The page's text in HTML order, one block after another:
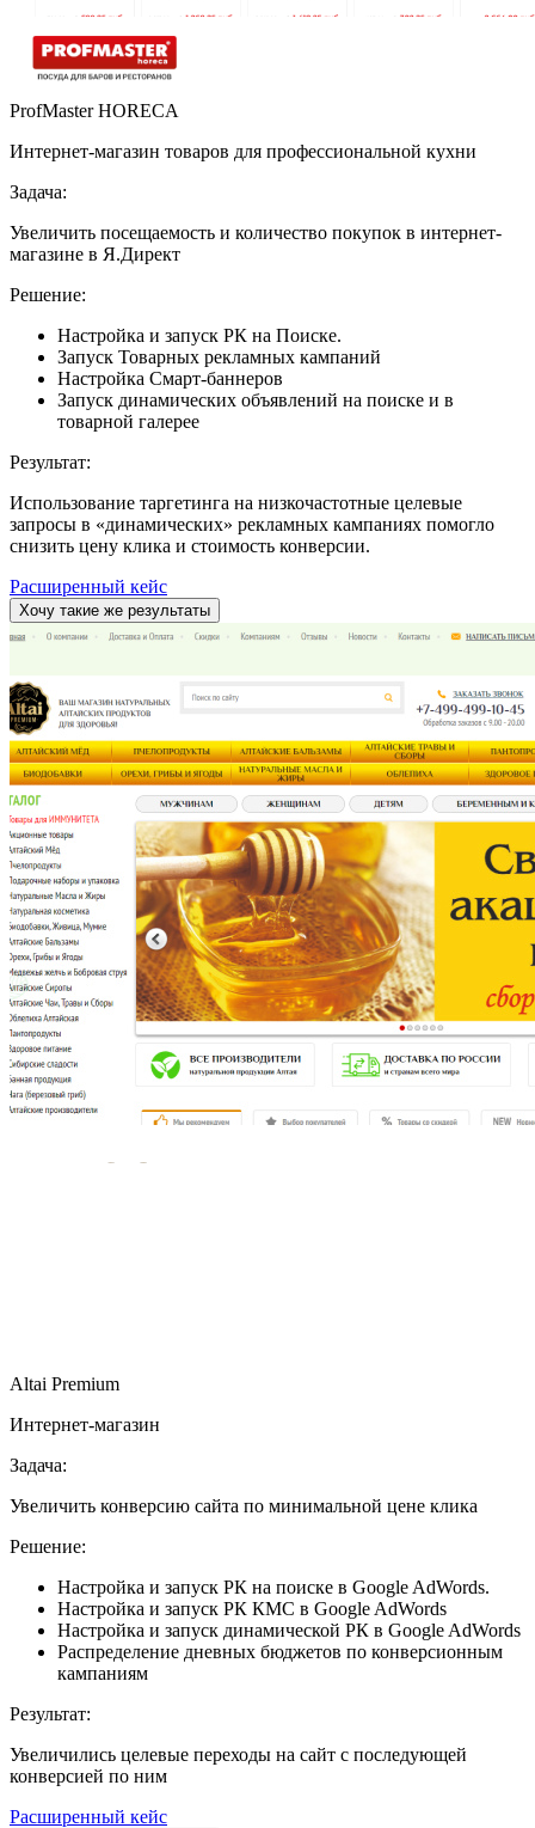
ProfMaster HORECA
Интернет-магазин товаров для профессиональной кухни
Задача:
Увеличить посещаемость и количество покупок в интернет-
магазине в Я.Директ
Решение:
Настройка и запуск РК на Поиске.
Запуск Товарных рекламных кампаний
Настройка Смарт-баннеров
Запуск динамических объявлений на поиске и в
товарной галерее
Результат:
Использование таргетинга на низкочастотные целевые
запросы в «динамических» рекламных кампаниях помогло
снизить цену клика и стоимость конверсии.
Расширенный кейс
Хочу такие же результаты
Altai Premium
Интернет-магазин
Задача:
Увеличить конверсию сайта по минимальной цене клика
Решение:
Настройка и запуск РК на поиске в Google AdWords.
Настройка и запуск РК КМС в Google AdWords
Настройка и запуск динамической РК в Google AdWords
Распределение дневных бюджетов по конверсионным
кампаниям
Результат:
Увеличились целевые переходы на сайт с последующей
конверсией по ним
Расширенный кейс